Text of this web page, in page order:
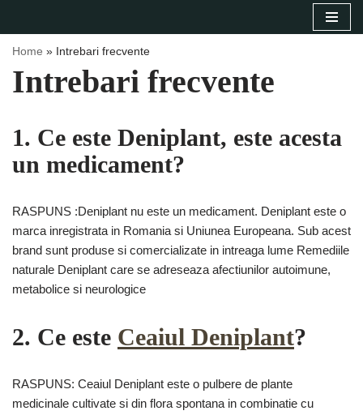
conținut
Home » Intrebari frecvente
Intrebari frecvente
1. Ce este Deniplant, este acesta
un medicament?
RASPUNS :Deniplant nu este un medicament. Deniplant este o
marca inregistrata in Romania si Uniunea Europeana. Sub acest
brand sunt produse si comercializate in intreaga lume Remediile
naturale Deniplant care se adreseaza afectiunilor autoimune,
metabolice si neurologice
2. Ce este Ceaiul Deniplant?
RASPUNS: Ceaiul Deniplant este o pulbere de plante
medicinale cultivate si din flora spontana in combinatie cu